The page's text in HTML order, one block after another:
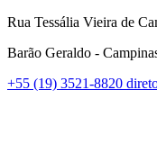
Rua Tessália Vieira de
Barão Geraldo -
+55 (19) 3521-8820